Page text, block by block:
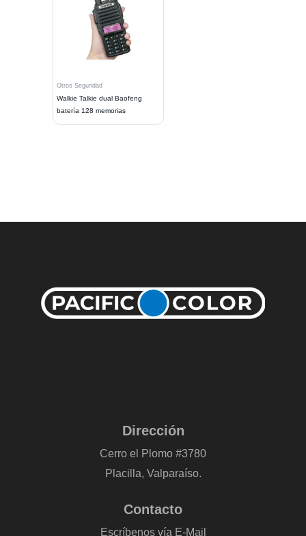
Otros Seguridad
Walkie Talkie dual Baofeng
batería 128 memorias
Dirección
Cerro el Plomo #3780
Placilla, Valparaíso.
Contacto
Escríbenos vía E-Mail